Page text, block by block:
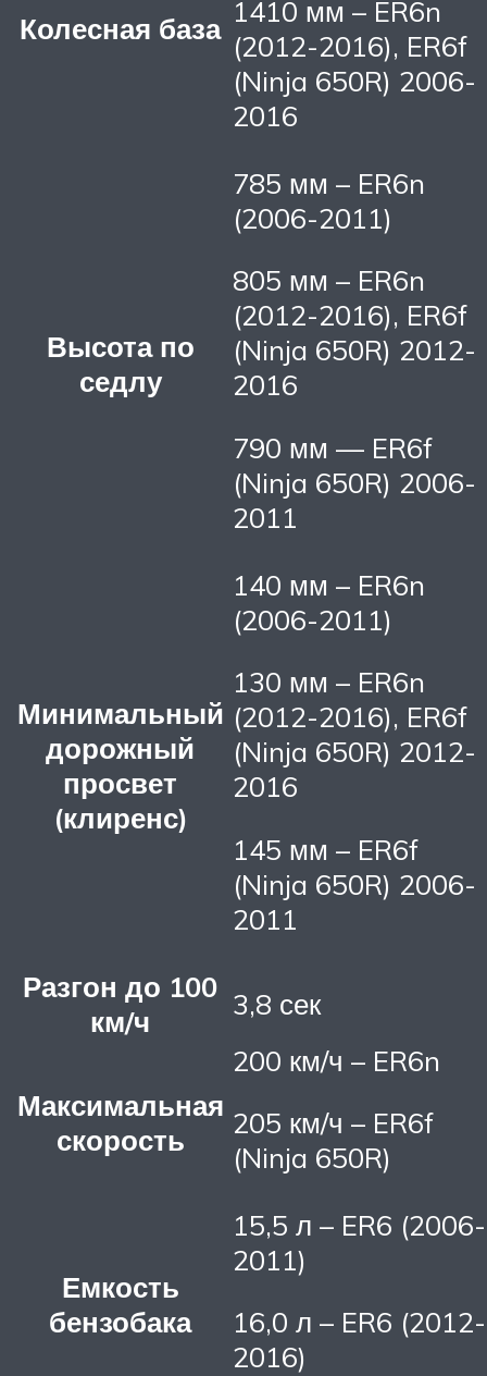
Колесная база 1410 мм – ER6n
(2012-2016), ER6f
(Ninja 650R) 2006-
2016
Высота по
седлу
785 мм – ER6n
(2006-2011)
805 мм – ER6n
(2012-2016), ER6f
(Ninja 650R) 2012-
2016
790 мм — ER6f
(Ninja 650R) 2006-
2011
Минимальный
дорожный
просвет
(клиренс)
140 мм – ER6n
(2006-2011)
130 мм – ER6n
(2012-2016), ER6f
(Ninja 650R) 2012-
2016
145 мм – ER6f
(Ninja 650R) 2006-
2011
Разгон до 100
км/ч
3,8 сек
Максимальная
скорость
200 км/ч – ER6n
205 км/ч – ER6f
(Ninja 650R)
Емкость
бензобака
15,5 л – ER6 (2006-
2011)
16,0 л – ER6 (2012-
2016)